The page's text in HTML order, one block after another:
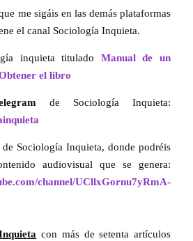
me sigáis en las demás plataformas
el canal Sociología Inquieta.
inquieta titulado Manual de un
el libro
de Sociología Inquieta, donde podréis
audiovisual que se genera:
channel/UCllxGornu7yRmA-
con más de setenta artículos